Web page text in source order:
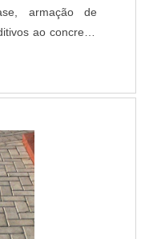
armação de
ao concreto,
vassourado,
juntas. Todo
de engenheiro
as etapas de
com projeto
aço ou com telas
para melhor